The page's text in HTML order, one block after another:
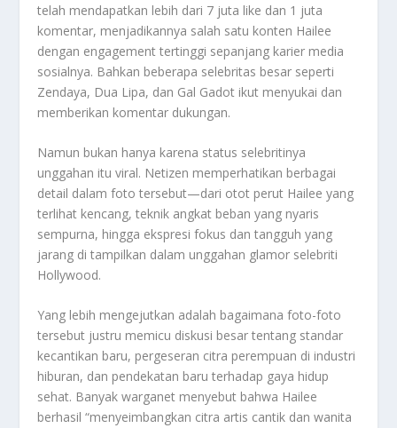
telah mendapatkan lebih dari 7 juta like dan 1 juta
komentar, menjadikannya salah satu konten Hailee
dengan engagement tertinggi sepanjang karier media
sosialnya. Bahkan beberapa selebritas besar seperti
Zendaya, Dua Lipa, dan Gal Gadot ikut menyukai dan
memberikan komentar dukungan.
Namun bukan hanya karena status selebritinya
unggahan itu viral. Netizen memperhatikan berbagai
detail dalam foto tersebut—dari otot perut Hailee yang
terlihat kencang, teknik angkat beban yang nyaris
sempurna, hingga ekspresi fokus dan tangguh yang
jarang di tampilkan dalam unggahan glamor selebriti
Hollywood.
Yang lebih mengejutkan adalah bagaimana foto-foto
tersebut justru memicu diskusi besar tentang standar
kecantikan baru, pergeseran citra perempuan di industri
hiburan, dan pendekatan baru terhadap gaya hidup
sehat. Banyak warganet menyebut bahwa Hailee
berhasil “menyeimbangkan citra artis cantik dan wanita